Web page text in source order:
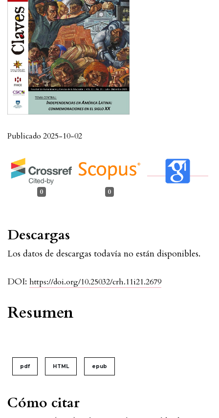
DOI: https://doi.org/10.25032/crh.11i21.2679
Publicado 2025-10-02
Cómo citar
0 0
Resumen
pdf HTML epub
Descargas
Los datos de descargas todavía no están disponibles.